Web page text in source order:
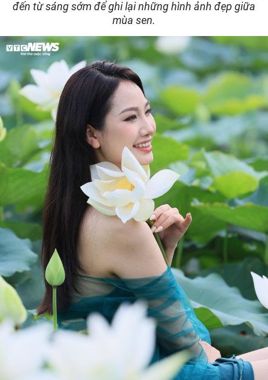
đến từ sáng sớm để ghi lại những hình ảnh đẹp giữa
mùa sen.